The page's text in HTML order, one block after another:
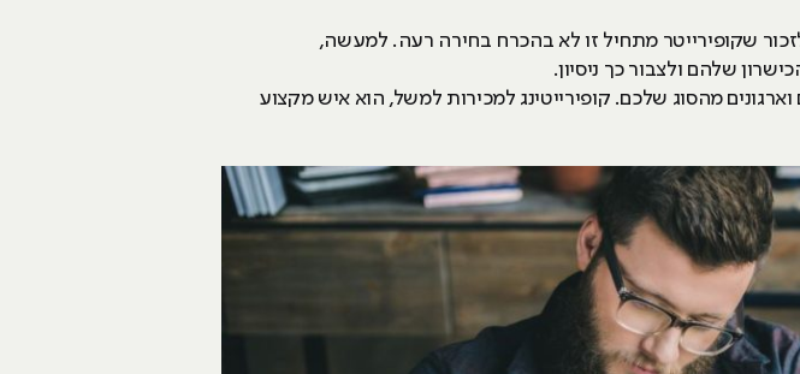
שקופירייטר מתחיל זו לא בהכרח בחירה רעה. למעשה,
שלהם ולצבור כך ניסיון.
מהסוג שלכם. קופירייטינג למכירות למשל, הוא איש מקצוע